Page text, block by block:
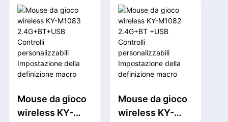
C/Bluetooth con
illuminazione
RGB
ergonomica,
retroilluminazio
ne RGB a 12000
programmabile
per laptop, PC e
M618 Mouse da
gioco wireless
26000 DPI con
16 pulsanti
programmabili
Sensore ottico
3395 per laptop
PC Mac
Mouse da gioco
wireless KY-
Mouse da gioco
wireless KY-